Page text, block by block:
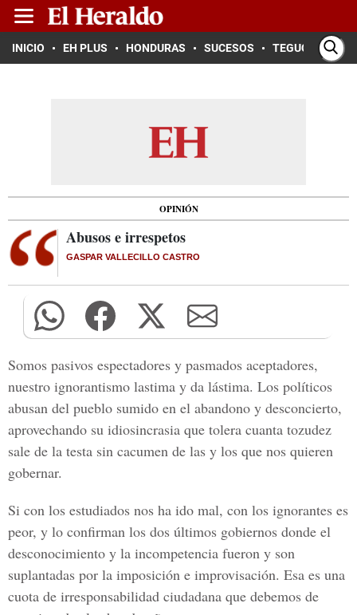
INICIO EH PLUS HONDURAS SUCESOS TEGUCIGALPA
OPINIÓN
Abusos e irrespetos
GASPAR VALLECILLO CASTRO
Somos pasivos espectadores y pasmados aceptadores,
nuestro ignorantismo lastima y da lástima. Los políticos
abusan del pueblo sumido en el abandono y desconcierto,
aprovechando su idiosincrasia que tolera cuanta tozudez
sale de la testa sin cacumen de las y los que nos quieren
gobernar.
Si con los estudiados nos ha ido mal, con los ignorantes es
peor, y lo confirman los dos últimos gobiernos donde el
desconocimiento y la incompetencia fueron y son
suplantadas por la imposición e improvisación. Esa es una
cuota de irresponsabilidad ciudadana que debemos de